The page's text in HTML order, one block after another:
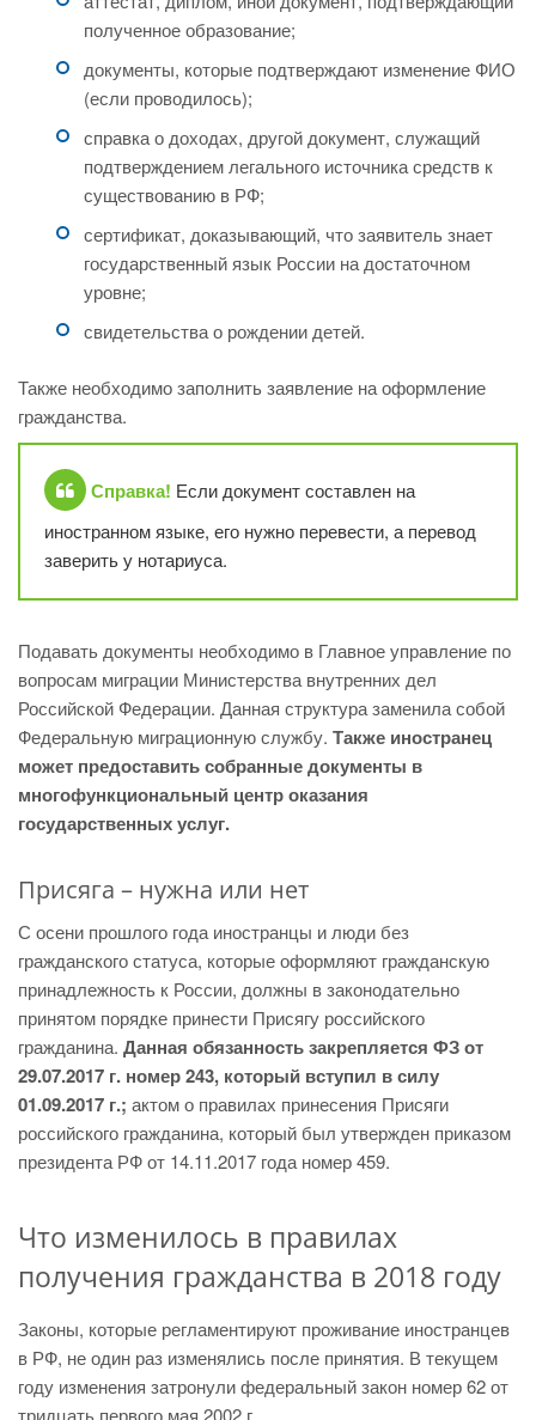
полученное образование;
документы, которые подтверждают изменение ФИО
(если проводилось);
справка о доходах, другой документ, служащий
подтверждением легального источника средств к
существованию в РФ;
сертификат, доказывающий, что заявитель знает
государственный язык России на достаточном
уровне;
свидетельства о рождении детей.
Также необходимо заполнить заявление на оформление
гражданства.
Справка! Если документ составлен на
иностранном языке, его нужно перевести, а перевод
заверить у нотариуса.
Подавать документы необходимо в Главное управление по
вопросам миграции Министерства внутренних дел
Российской Федерации. Данная структура заменила собой
Федеральную миграционную службу. Также иностранец
может предоставить собранные документы в
многофункциональный центр оказания
государственных услуг.
Присяга – нужна или нет
С осени прошлого года иностранцы и люди без
гражданского статуса, которые оформляют гражданскую
принадлежность к России, должны в законодательно
принятом порядке принести Присягу российского
гражданина. Данная обязанность закрепляется ФЗ от
29.07.2017 г. номер 243, который вступил в силу
01.09.2017 г.; актом о правилах принесения Присяги
российского гражданина, который был утвержден приказом
президента РФ от 14.11.2017 года номер 459.
Что изменилось в правилах
получения гражданства в 2018 году
Законы, которые регламентируют проживание иностранцев
в РФ, не один раз изменялись после принятия. В текущем
году изменения затронули федеральный закон номер 62 от
тридцать первого мая 2002 г.